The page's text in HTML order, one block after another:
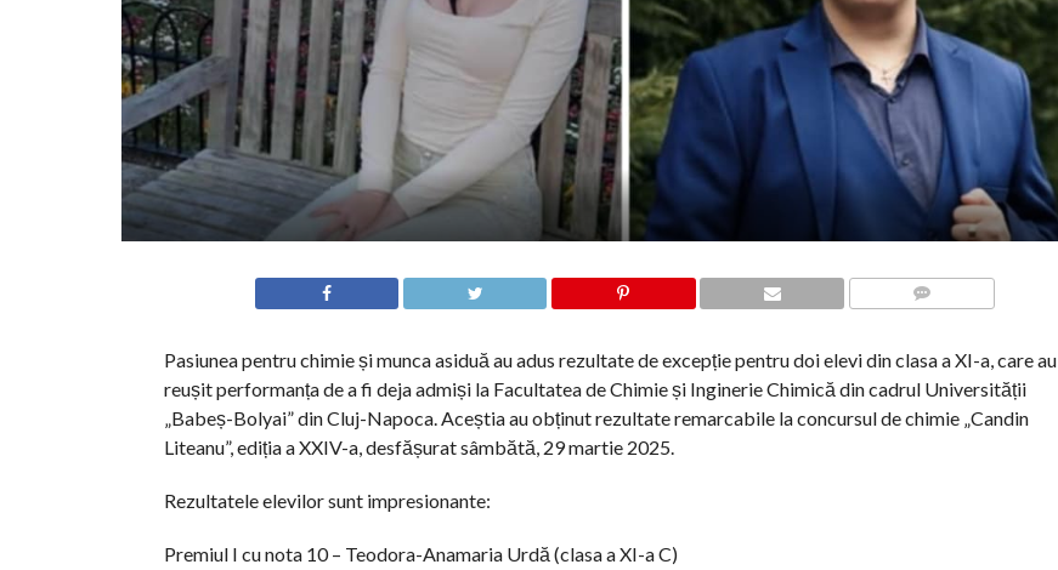
Pasiunea pentru chimie și munca asiduă au adus rezultate de excepție pentru doi elevi din clasa a XI-a, care au
reușit performanța de a fi deja admiși la Facultatea de Chimie și Inginerie Chimică din cadrul Universității
„Babeș-Bolyai” din Cluj-Napoca. Aceștia au obținut rezultate remarcabile la concursul de chimie „Candin
Liteanu”, ediția a XXIV-a, desfășurat sâmbătă, 29 martie 2025.
Rezultatele elevilor sunt impresionante:
Premiul I cu nota 10 – Teodora-Anamaria Urdă (clasa a XI-a C)